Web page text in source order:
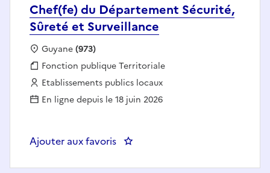
Chef(fe) du Département Sécurité,
Sûreté et Surveillance
Localisation :
Guyane(973)
Fonction publique :
Fonction publique Territoriale
Employeur :
Etablissements publics locaux
En ligne depuis le 18 juin 2026
Ajouter aux favoris : Chef(fe) du Département